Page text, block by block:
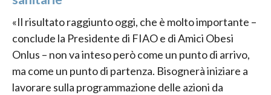
«Il risultato raggiunto oggi, che è molto importante –
conclude la Presidente di FIAO e di Amici Obesi
Onlus – non va inteso però come un punto di arrivo,
ma come un punto di partenza. Bisognerà iniziare a
lavorare sulla programmazione delle azioni da